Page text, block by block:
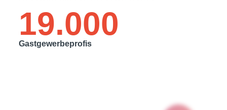
19.000
Gastgewerbeprofis